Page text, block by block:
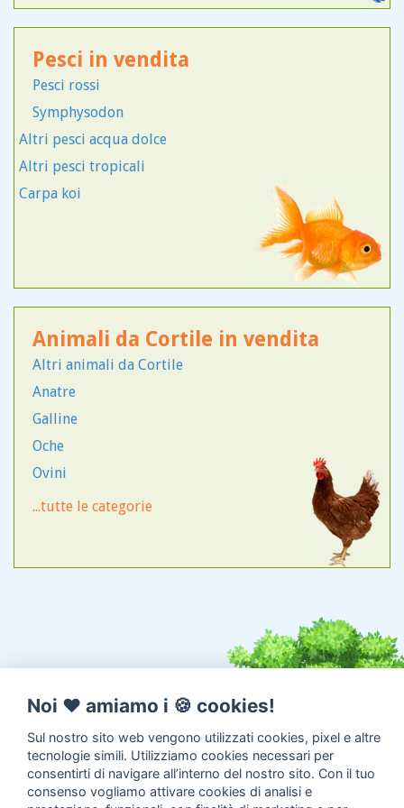
Pastore Scozzese
Pinscher
Pitbull
Podenco
Pointer
Australian Shepherd
Rottweiler
Segugio
Setter
Setter Irlandese
Shar Pei
Shetland
Shiba Inu
Shitzu
Pesci in vendita
Pesci rossi
Symphysodon
Altri pesci acqua dolce
Altri pesci tropicali
Carpa koi
Animali da Cortile in vendita
Altri animali da Cortile
Anatre
Galline
Oche
Ovini
Pavoni
...tutte le categorie
Noi ♥️ amiamo i 🍪 cookies!
Sul nostro sito web vengono utilizzati cookies, pixel e altre
tecnologie simili. Utilizziamo cookies necessari per
consentirti di navigare all’interno del nostro sito. Con il tuo
consenso vogliamo attivare cookies di analisi e